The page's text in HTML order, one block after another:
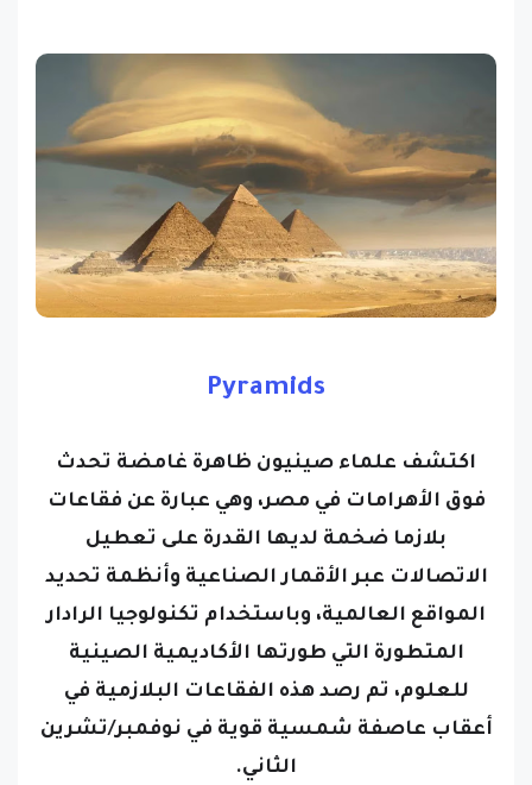
Pyramids
اكتشف علماء صينيون ظاهرة غامضة تحدث
فوق الأهرامات في مصر، وهي عبارة عن فقاعات
بلازما ضخمة لديها القدرة على تعطيل
الاتصالات عبر الأقمار الصناعية وأنظمة تحديد
المواقع العالمية، وباستخدام تكنولوجيا الرادار
المتطورة التي طورتها الأكاديمية الصينية
للعلوم، تم رصد هذه الفقاعات البلازمية في
أعقاب عاصفة شمسية قوية في نوفمبر/تشرين
الثاني.